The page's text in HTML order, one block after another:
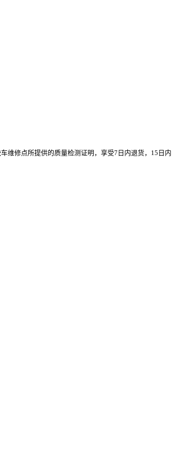
维修点所提供的质量检测证明，享受7日内退货，15日内